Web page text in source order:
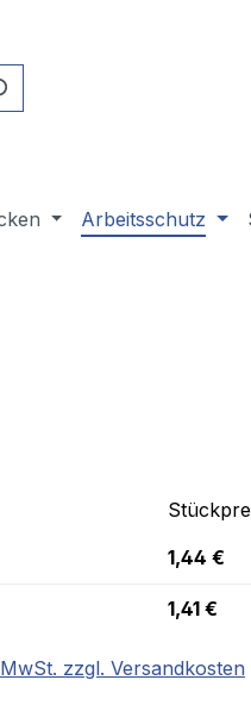
Arbeitsschutz
1,44 €
1,41 €
zzgl. Versandkosten